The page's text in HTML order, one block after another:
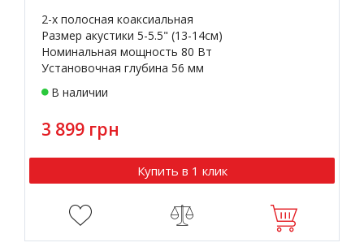
2-х полосная коаксиальная
Размер акустики 5-5.5" (13-14см)
Номинальная мощность 80 Вт
Установочная глубина 56 мм
В наличии
3 899 грн
Купить в 1 клик